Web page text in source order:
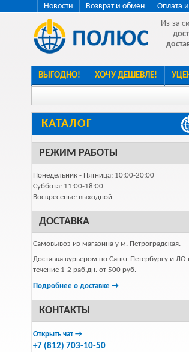
Новости Возврат и обмен Оплата
Из-за
ВЫГОДНО! ХОЧУ ДЕШЕВЛЕ!
КАТАЛОГ
РЕЖИМ РАБОТЫ
Понедельник - Пятница: 10:00-20:00
Суббота: 11:00-18:00
Воскресенье: выходной
ДОСТАВКА
Самовывоз из магазина у м. Петроградская.
Доставка курьером по Санкт-Петербургу и ЛО
течение 1-2 раб.дн. от 500 руб.
Подробнее о доставке →
КОНТАКТЫ
Открыть чат →
+7 (812) 703-10-50